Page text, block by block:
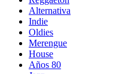
Alternativa
Indie
Oldies
Merengue
House
Años 80